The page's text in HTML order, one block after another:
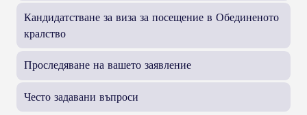
Кандидатстване за виза за посещение в Обединеното
кралство
Проследяване на вашето заявление
Често задавани въпроси